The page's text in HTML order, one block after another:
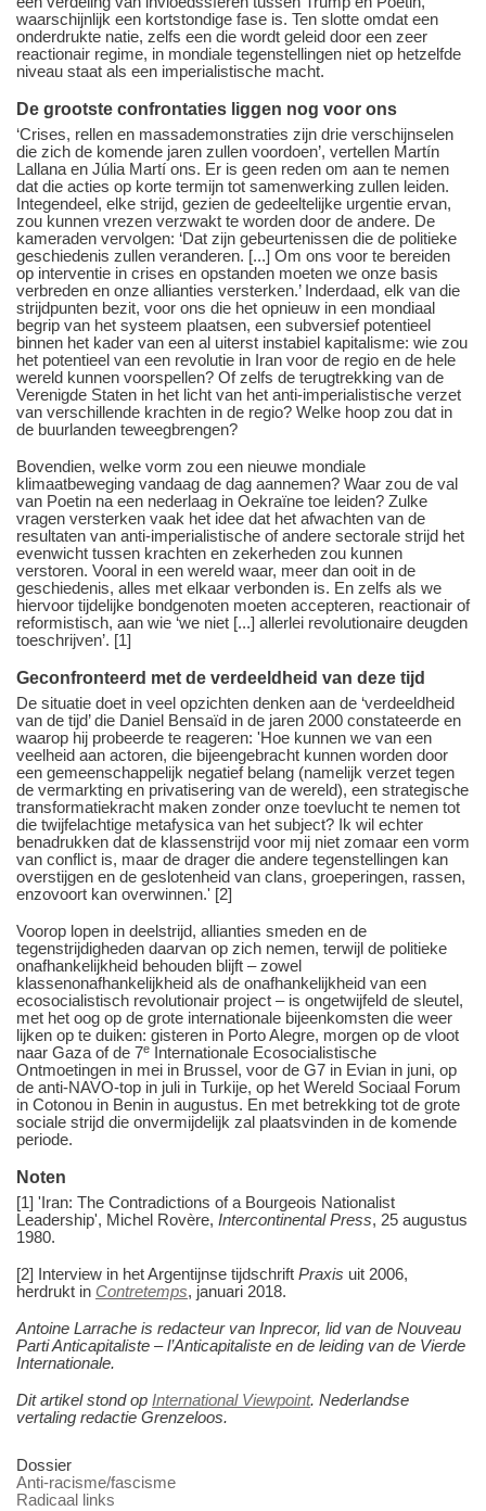
waarschijnlijk een kortstondige fase is. Ten slotte omdat een
onderdrukte natie, zelfs een die wordt geleid door een zeer
reactionair regime, in mondiale tegenstellingen niet op hetzelfde
niveau staat als een imperialistische macht.
De grootste confrontaties liggen nog voor ons
‘Crises, rellen en massademonstraties zijn drie verschijnselen
die zich de komende jaren zullen voordoen’, vertellen Martín
Lallana en Júlia Martí ons. Er is geen reden om aan te nemen
dat die acties op korte termijn tot samenwerking zullen leiden.
Integendeel, elke strijd, gezien de gedeeltelijke urgentie ervan,
zou kunnen vrezen verzwakt te worden door de andere. De
kameraden vervolgen: ‘Dat zijn gebeurtenissen die de politieke
geschiedenis zullen veranderen. [...] Om ons voor te bereiden
op interventie in crises en opstanden moeten we onze basis
verbreden en onze allianties versterken.’ Inderdaad, elk van die
strijdpunten bezit, voor ons die het opnieuw in een mondiaal
begrip van het systeem plaatsen, een subversief potentieel
binnen het kader van een al uiterst instabiel kapitalisme: wie zou
het potentieel van een revolutie in Iran voor de regio en de hele
wereld kunnen voorspellen? Of zelfs de terugtrekking van de
Verenigde Staten in het licht van het anti-imperialistische verzet
van verschillende krachten in de regio? Welke hoop zou dat in
de buurlanden teweegbrengen?
Bovendien, welke vorm zou een nieuwe mondiale
klimaatbeweging vandaag de dag aannemen? Waar zou de val
van Poetin na een nederlaag in Oekraïne toe leiden? Zulke
vragen versterken vaak het idee dat het afwachten van de
resultaten van anti-imperialistische of andere sectorale strijd het
evenwicht tussen krachten en zekerheden zou kunnen
verstoren. Vooral in een wereld waar, meer dan ooit in de
geschiedenis, alles met elkaar verbonden is. En zelfs als we
hiervoor tijdelijke bondgenoten moeten accepteren, reactionair of
reformistisch, aan wie ‘we niet [...] allerlei revolutionaire deugden
toeschrijven’. [1]
Geconfronteerd met de verdeeldheid van deze tijd
De situatie doet in veel opzichten denken aan de ‘verdeeldheid
van de tijd’ die Daniel Bensaïd in de jaren 2000 constateerde en
waarop hij probeerde te reageren: 'Hoe kunnen we van een
veelheid aan actoren, die bijeengebracht kunnen worden door
een gemeenschappelijk negatief belang (namelijk verzet tegen
de vermarkting en privatisering van de wereld), een strategische
transformatiekracht maken zonder onze toevlucht te nemen tot
die twijfelachtige metafysica van het subject? Ik wil echter
benadrukken dat de klassenstrijd voor mij niet zomaar een vorm
van conflict is, maar de drager die andere tegenstellingen kan
overstijgen en de geslotenheid van clans, groeperingen, rassen,
enzovoort kan overwinnen.' [2]
Voorop lopen in deelstrijd, allianties smeden en de
tegenstrijdigheden daarvan op zich nemen, terwijl de politieke
onafhankelijkheid behouden blijft – zowel
klassenonafhankelijkheid als de onafhankelijkheid van een
ecosocialistisch revolutionair project – is ongetwijfeld de sleutel,
met het oog op de grote internationale bijeenkomsten die weer
lijken op te duiken: gisteren in Porto Alegre, morgen op de vloot
naar Gaza of de 7e Internationale Ecosocialistische
Ontmoetingen in mei in Brussel, voor de G7 in Evian in juni, op
de anti-NAVO-top in juli in Turkije, op het Wereld Sociaal Forum
in Cotonou in Benin in augustus. En met betrekking tot de grote
sociale strijd die onvermijdelijk zal plaatsvinden in de komende
periode.
Noten
[1] 'Iran: The Contradictions of a Bourgeois Nationalist
Leadership', Michel Rovère, Intercontinental Press, 25 augustus
1980.
[2] Interview in het Argentijnse tijdschrift Praxis uit 2006,
herdrukt in Contretemps, januari 2018.
Antoine Larrache is redacteur van Inprecor, lid van de Nouveau
Parti Anticapitaliste – l’Anticapitaliste en de leiding van de Vierde
Internationale.
Dit artikel stond op International Viewpoint. Nederlandse
vertaling redactie Grenzeloos.
Dossier
Anti-racisme/fascisme
Radicaal links